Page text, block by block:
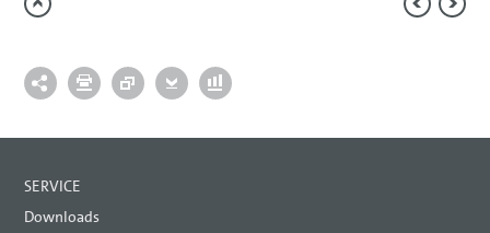
SERVICE
Downloads